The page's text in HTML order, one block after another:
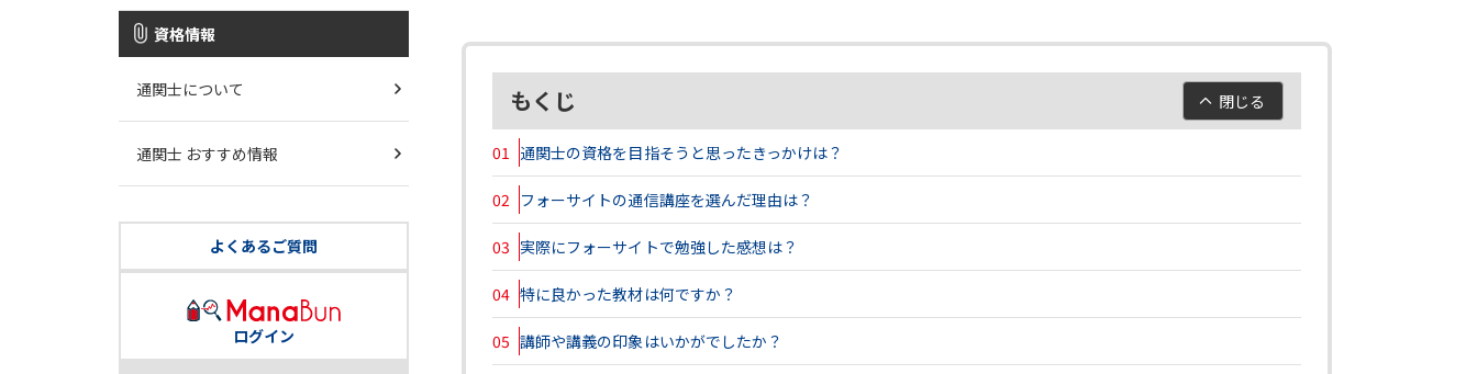
もくじ 閉じる
01 通関士の資格を目指そうと思ったきっかけは？
02 フォーサイトの通信講座を選んだ理由は？
03 実際にフォーサイトで勉強した感想は？
04 特に良かった教材は何ですか？
05 講師や講義の印象はいかがでしたか？
資格情報
通関士について
通関士 おすすめ情報
よくあるご質問
ログイン